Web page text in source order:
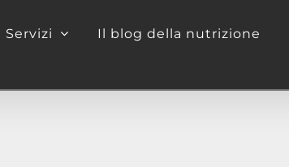
Servizi Il blog della nutrizione